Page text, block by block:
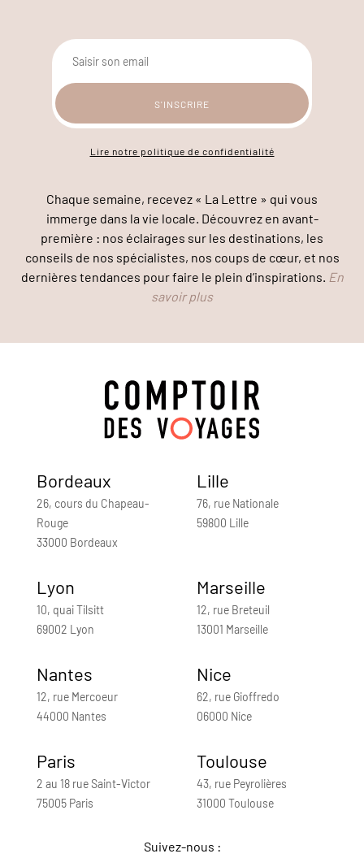
Lire notre politique de confidentialité
Chaque semaine, recevez « La Lettre » qui vous
immerge dans la vie locale. Découvrez en avant-
première : nos éclairages sur les destinations, les
conseils de nos spécialistes, nos coups de cœur, et nos
dernières tendances pour faire le plein d’inspirations. En
savoir plus
Bordeaux
26, cours du Chapeau-
Rouge
33000 Bordeaux
Lille
76, rue Nationale
59800 Lille
Lyon
10, quai Tilsitt
69002 Lyon
Marseille
12, rue Breteuil
13001 Marseille
Nantes
12, rue Mercoeur
44000 Nantes
Nice
62, rue Gioffredo
06000 Nice
Paris
2 au 18 rue Saint-Victor
75005 Paris
Toulouse
43, rue Peyrolières
31000 Toulouse
Suivez-nous :